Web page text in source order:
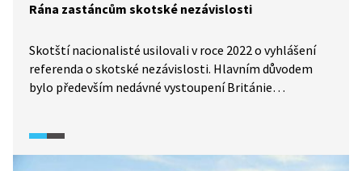
Rána zastáncům skotské nezávislosti
Skotští nacionalisté usilovali v roce 2022 o vyhlášení
referenda o skotské nezávislosti. Hlavním důvodem
bylo především nedávné vystoupení Británie
strana souhlas londýnské vlády. Její členové ale
argumentují tím, že referendum o nezávislosti není